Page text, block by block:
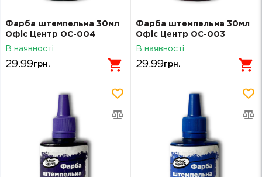
Фарба штемпельна 30мл
Офіс Центр ОС-004
зелена
В наявності
29.99грн.
Фарба штемпельна 30мл
Офіс Центр ОС-003
червона
В наявності
29.99грн.